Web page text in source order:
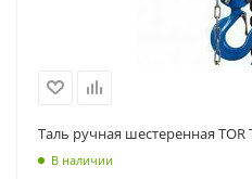
Таль ручная шестеренная
В наличии